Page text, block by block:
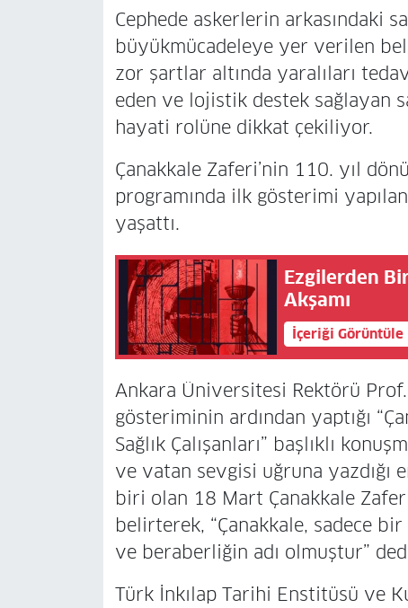
Cephede askerlerin arkasındaki
büyükmücadeleye yer verilen
zor şartlar altında yaralıları
eden ve lojistik destek sağlayan
hayati rolüne dikkat çekiliyor.
Çanakkale Zaferi’nin 110. yıl
programında ilk gösterimi
yaşattı.
Ezgilerden
Akşamı
İçeriği Görüntüle
Ankara Üniversitesi Rektörü
gösteriminin ardından yaptığı
Sağlık Çalışanları” başlıklı
ve vatan sevgisi uğruna yazdığı
biri olan 18 Mart Çanakkale
belirterek, “Çanakkale, sadece
ve beraberliğin adı olmuştur”
Türk İnkılap Tarihi Enstitüsü ve